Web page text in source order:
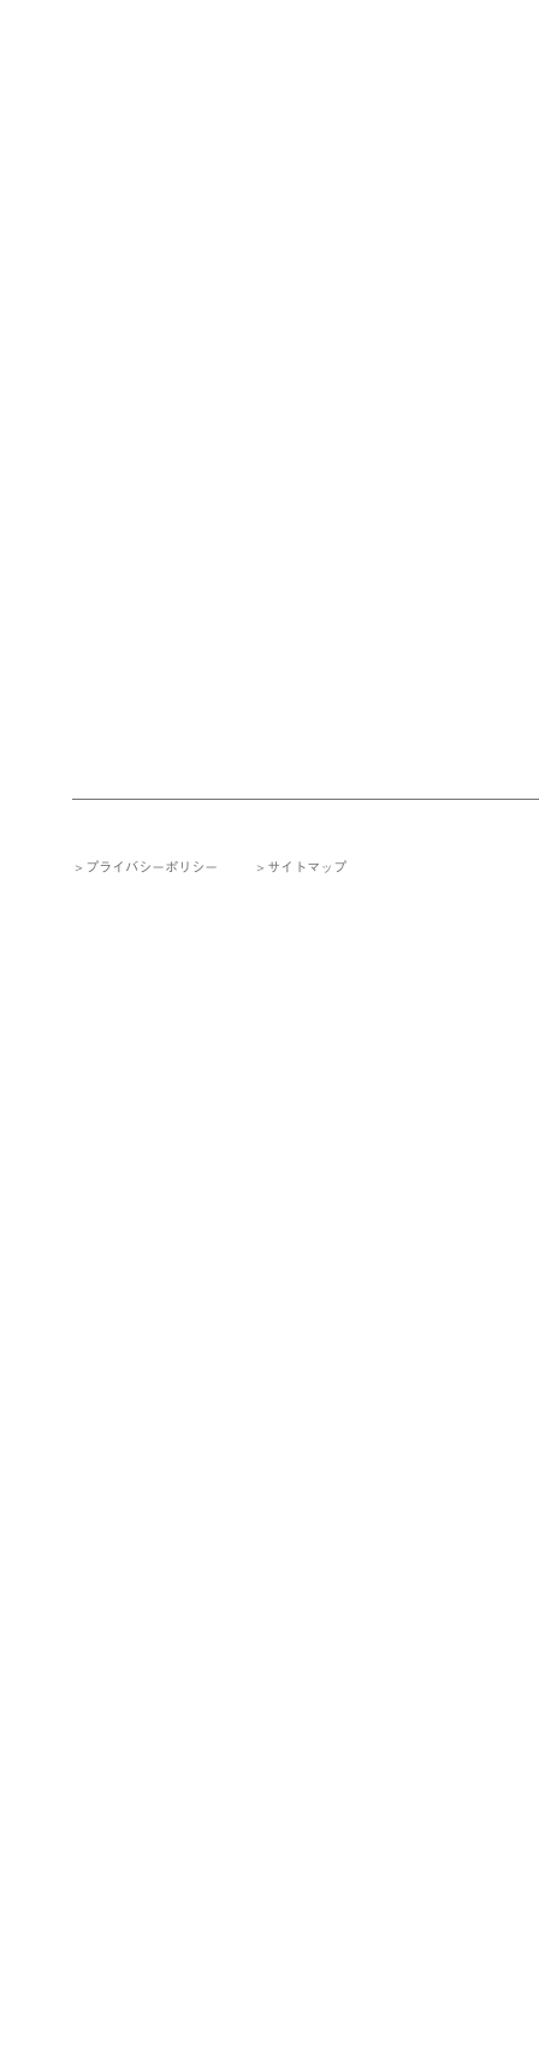
プライバシーポリシー サイトマップ